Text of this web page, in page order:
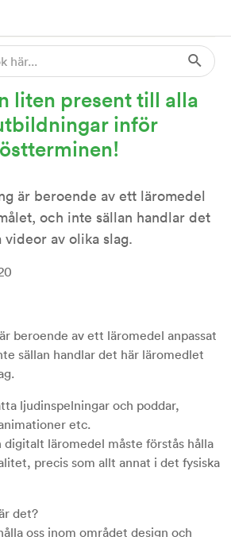
19 AUG 2020
liten present till alla
inför
är beroende av ett läromedel
och inte sällan handlar det
av olika slag.
beroende av ett läromedel anpassat
sällan handlar det här läromedlet
ljudinspelningar och poddar,
etc.
läromedel måste förstås hålla
precis som allt annat i det fysiska
det?
oss inom området design och